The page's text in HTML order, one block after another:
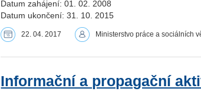
Datum zahájení: 01. 02. 2008
Datum ukončení: 31. 10. 2015
22. 04. 2017 Ministerstvo práce a sociálních
Informační a propagační